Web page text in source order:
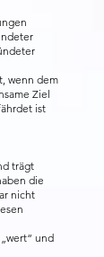
wenn dem
Ziel
ist
trägt
die
nicht
und